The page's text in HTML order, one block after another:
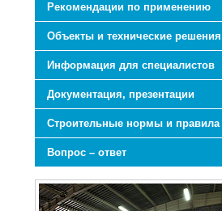
Рекомендации по применению
Объекты и технические решения
Информация для специалистов
Документация, презентации
Строительные нормы и правила
Вопрос – ответ